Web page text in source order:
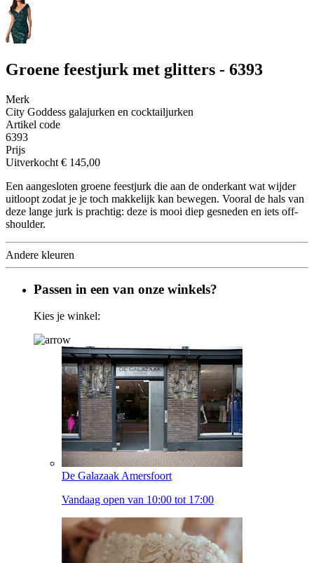
Groene feestjurk met glitters - 6393
Merk
City Goddess galajurken en cocktailjurken
Artikel code
6393
Prijs
Uitverkocht € 145,00
Een aangesloten groene feestjurk die aan de onderkant wat wijder
uitloopt zodat je je toch makkelijk kan bewegen. Vooral de hals van
deze lange jurk is prachtig: deze is mooi diep gesneden en iets off-
shoulder.
Andere kleuren
Passen in een van onze winkels?
Kies je winkel:
De Galazaak Amersfoort
Vandaag open van 10:00 tot 17:00